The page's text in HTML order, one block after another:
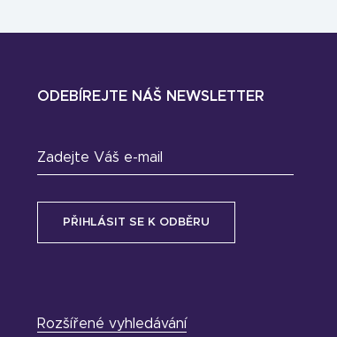
ODEBÍREJTE NÁŠ NEWSLETTER
Zadejte Váš e-mail
Rozšířené vyhledávání